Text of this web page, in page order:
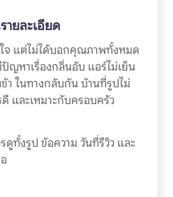
ายละเอียด
จ แต่ไม่ได้บอกคุณภาพทั้งหมด
ญหาเรื่องกลิ่นอับ แอร์ไม่เย็น
า ในทางกลับกัน บ้านที่รูปไม่
และเหมาะกับครอบครัว
ดูทั้งรูป ข้อความ วันที่รีวิว และ